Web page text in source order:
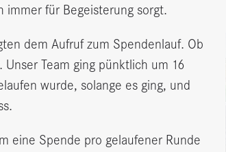
immer für Begeisterung sorgt.
dem Aufruf zum Spendenlauf. Ob
Team ging pünktlich um 16
wurde, solange es ging, und
eine Spende pro gelaufener Runde